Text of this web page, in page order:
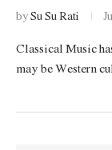
bySu Su Rati
Classical Music
may be Western